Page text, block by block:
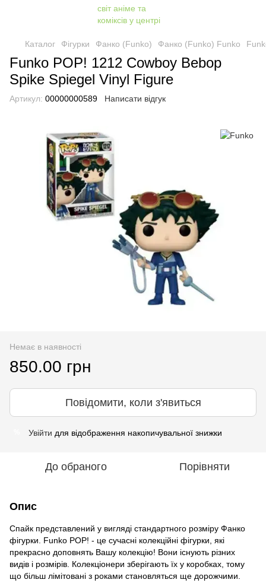
Каталог Фігурки Фанко (Funko) Фанко (Funko) Funko
Funko POP! 1212 Cowboy Bebop
Spike Spiegel Vinyl Figure
Артикул: 00000000589 Написати відгук
Немає в наявності
850.00 грн
Повідомити, коли з'явиться
Увійти для відображення накопичувальної знижки
До обраного Порівняти
Опис
Спайк представлений у вигляді стандартного розміру Фанко
фігурки. Funko POP! - це сучасні колекційні фігурки, які
прекрасно доповнять Вашу колекцію! Вони існують різних
видів і розмірів. Колекціонери зберігають їх у коробках, тому
що більш лімітовані з роками становляться ще дорожчими.